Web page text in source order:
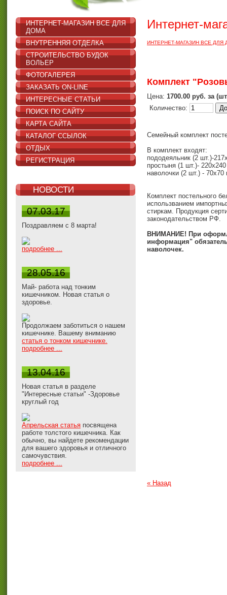
ИНТЕРНЕТ-МАГАЗИН ВСЕ ДЛЯ
ДОМА
ВНУТРЕННЯЯ ОТДЕЛКА
СТРОИТЕЛЬСТВО БУДОК
ВОЛЬЕР
ФОТОГАЛЕРЕЯ
ЗАКАЗАТЬ ON-LINE
ИНТЕРЕСНЫЕ СТАТЬИ
ПОИСК ПО САЙТУ
КАРТА САЙТА
КАТАЛОГ ССЫЛОК
ОТДЫХ
РЕГИСТРАЦИЯ
НОВОСТИ
07.03.17
Поздравляем с 8 марта!
подробнее ...
28.05.16
Май- работа над тонким
кишечником. Новая статья о
здоровье.
Продолжаем заботиться о нашем
кишечнике. Вашему вниманию
статья о тонком кишечнике.
подробнее ...
13.04.16
Новая статья в разделе
"Интересные статьи" -Здоровье
круглый год
Апрельская статья посвящена
работе толстого кишечника. Как
обычно, вы найдете рекомендации
для вашего здоровья и отличного
самочувствия.
подробнее ...
Интернет-
ИНТЕРНЕТ-МАГАЗИН ВСЕ ДЛЯ
Комплект
Цена: 1700.00 руб. за
Количество:
Семейный комплект
В комплект входят:
пододеяльник (2 шт.)-
простыня (1 шт.)- 220х240
наволочки (2 шт.) - 70х70
Комплект постельного
использванием
стиркам. Продукция
законодательством РФ.
ВНИМАНИЕ! При
информация"
наволочек.
« Назад